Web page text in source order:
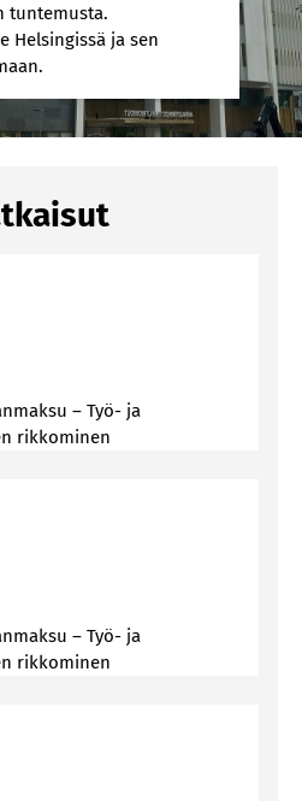
tuntemusta.
Helsingissä ja sen
– Työ- ja
rikkominen
– Työ- ja
rikkominen